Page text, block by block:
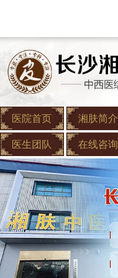
医院首页 湘肤简介
医生团队 在线咨询